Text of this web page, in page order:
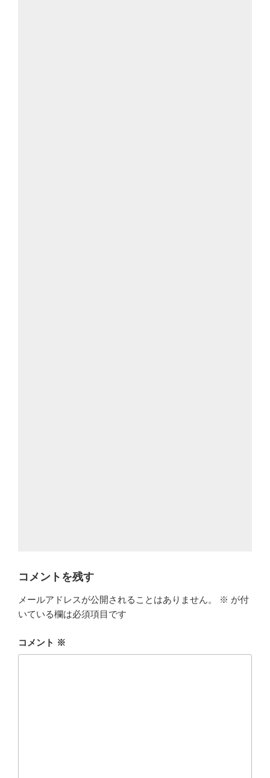
コメントを残す
メールアドレスが公開されることはありません。 ※ が付
いている欄は必須項目です
コメント ※